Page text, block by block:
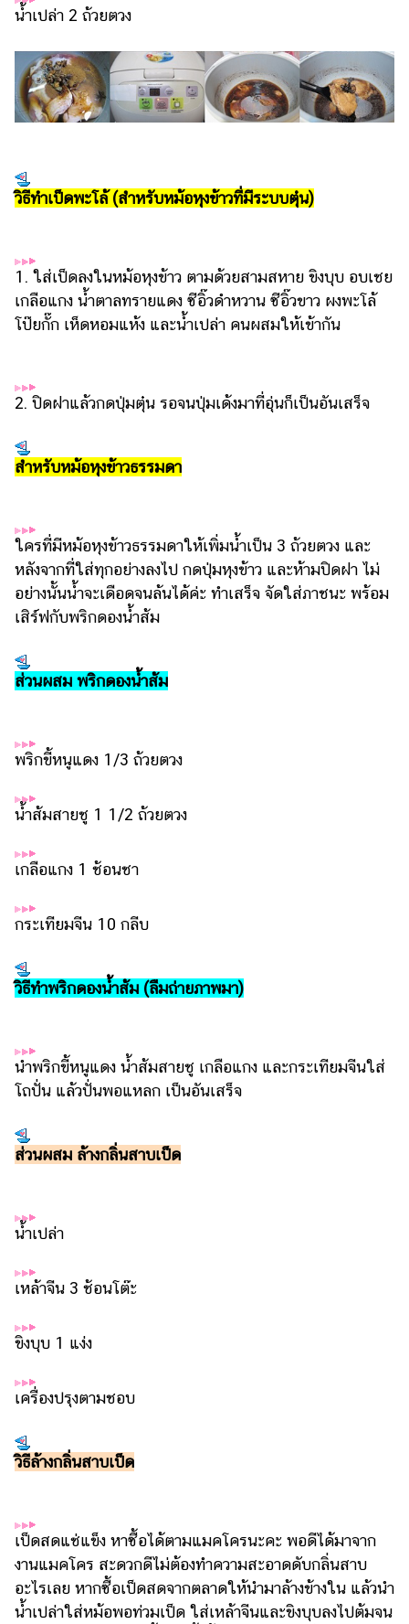
ออนไลน์
โฆษณา
แจ้ง
ปัญหา
กับ
เรา
น้ำเปล่า 2 ถ้วยตวง
วิธีทำเป็ดพะโล้ (สำหรับหม้อหุงข้าวที่มีระบบตุ๋น)
1. ใส่เป็ดลงในหม้อหุงข้าว ตามด้วยสามสหาย ขิงบุบ อบเชย
เกลือแกง น้ำตาลทรายแดง ซีอิ๊วดำหวาน ซีอิ๊วขาว ผงพะโล้
โป๊ยกั๊ก เห็ดหอมแห้ง และน้ำเปล่า คนผสมให้เข้ากัน
2. ปิดฝาแล้วกดปุ่มตุ๋น รอจนปุ่มเด้งมาที่อุ่นก็เป็นอันเสร็จ
สำหรับหม้อหุงข้าวธรรมดา
ใครที่มีหม้อหุงข้าวธรรมดาให้เพิ่มน้ำเป็น 3 ถ้วยตวง และ
หลังจากที่ใส่ทุกอย่างลงไป กดปุ่มหุงข้าว และห้ามปิดฝา ไม่
อย่างนั้นน้ำจะเดือดจนล้นได้ค่ะ ทำเสร็จ จัดใส่ภาชนะ พร้อม
เสิร์ฟกับพริกดองน้ำส้ม
ส่วนผสม พริกดองน้ำส้ม
พริกขี้หนูแดง 1/3 ถ้วยตวง
น้ำส้มสายชู 1 1/2 ถ้วยตวง
เกลือแกง 1 ช้อนชา
กระเทียมจีน 10 กลีบ
วิธีทำพริกดองน้ำส้ม (ลืมถ่ายภาพมา)
นำพริกขี้หนูแดง น้ำส้มสายชู เกลือแกง และกระเทียมจีนใส่
โถปั่น แล้วปั่นพอแหลก เป็นอันเสร็จ
ส่วนผสม ล้างกลิ่นสาบเป็ด
น้ำเปล่า
เหล้าจีน 3 ช้อนโต๊ะ
ขิงบุบ 1 แง่ง
เครื่องปรุงตามชอบ
วิธีล้างกลิ่นสาบเป็ด
เป็ดสดแช่แข็ง หาซื้อได้ตามแมคโครนะคะ พอดีได้มาจาก
งานแมคโคร สะดวกดีไม่ต้องทำความสะอาดดับกลิ่นสาบ
อะไรเลย หากซื้อเป็ดสดจากตลาดให้นำมาล้างข้างใน แล้วนำ
น้ำเปล่าใส่หม้อพอท่วมเป็ด ใส่เหล้าจีนและขิงบุบลงไปต้มจน